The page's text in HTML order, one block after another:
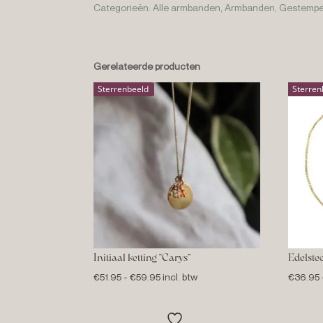
Categorieën:Alle armbanden ,Armbanden
Gerelateerde producten
Sterrenbeeld
Initiaal ketting “Carys”
€51.95 - €59.95Prijsklasse:
tot
incl. btw
€36.95